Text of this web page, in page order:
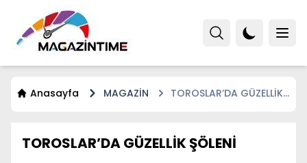
Anasayfa MAGAZİN
TOROSLAR’DA GÜZELLİK
TOROSLAR’DA GÜZELLİK ŞÖLENİ